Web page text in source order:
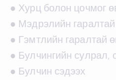
● Хурц болон цочмог
● Мэдрэлийн
● Гэмтлийн гаралтай
● Булчингийн сулрал,
● Булчин сэдээх